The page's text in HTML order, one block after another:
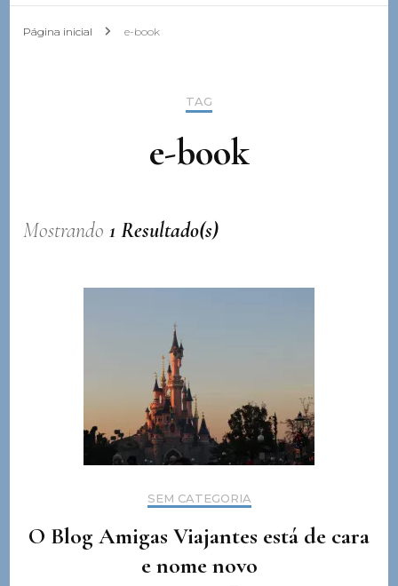
Página inicial e-book
TAG
e-book
Mostrando1 Resultado(s)
SEM CATEGORIA
O Blog Amigas Viajantes está de cara
e nome novo